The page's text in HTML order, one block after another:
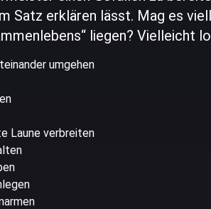
Satz erklären lässt. Mag es
liegen? Vielleicht
umgehen
Laune verbreiten